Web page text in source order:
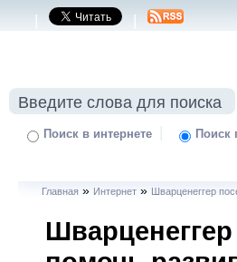
| |
Поиск в интернете | Поиск
Главная » Интернет » Шварценеггер